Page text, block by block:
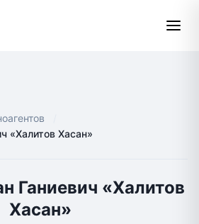
«Халитов Хасан»
Ганиевич «Халитов
Хасан»